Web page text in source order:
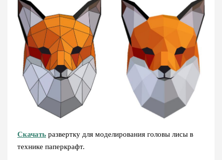
Скачать развертку для моделирования головы лисы в
технике паперкрафт.